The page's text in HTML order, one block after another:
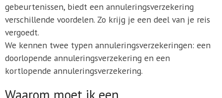
gebeurtenissen, biedt een annuleringsverzekering
verschillende voordelen. Zo krijg je een deel van je reis
vergoedt.
We kennen twee typen annuleringsverzekeringen: een
doorlopende annuleringsverzekering en een
kortlopende annuleringsverzekering.
Waarom moet ik een